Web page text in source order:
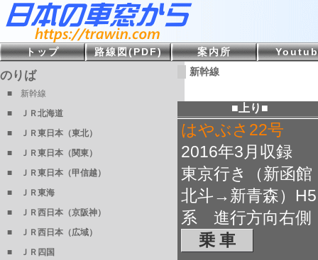
新幹線
■上り■
はやぶさ22号
2016年3月収録
東京行き（新函館
北斗→新青森）H5
系 進行方向右側
乗 車
トップ 路線図(PDF) 案内所
のりば
■ 新幹線
■ ＪＲ北海道
■ ＪＲ東日本（東北）
■ ＪＲ東日本（関東）
■ ＪＲ東日本（甲信越）
■ ＪＲ東海
■ ＪＲ西日本（京阪神）
■ ＪＲ西日本（広域）
■ ＪＲ四国